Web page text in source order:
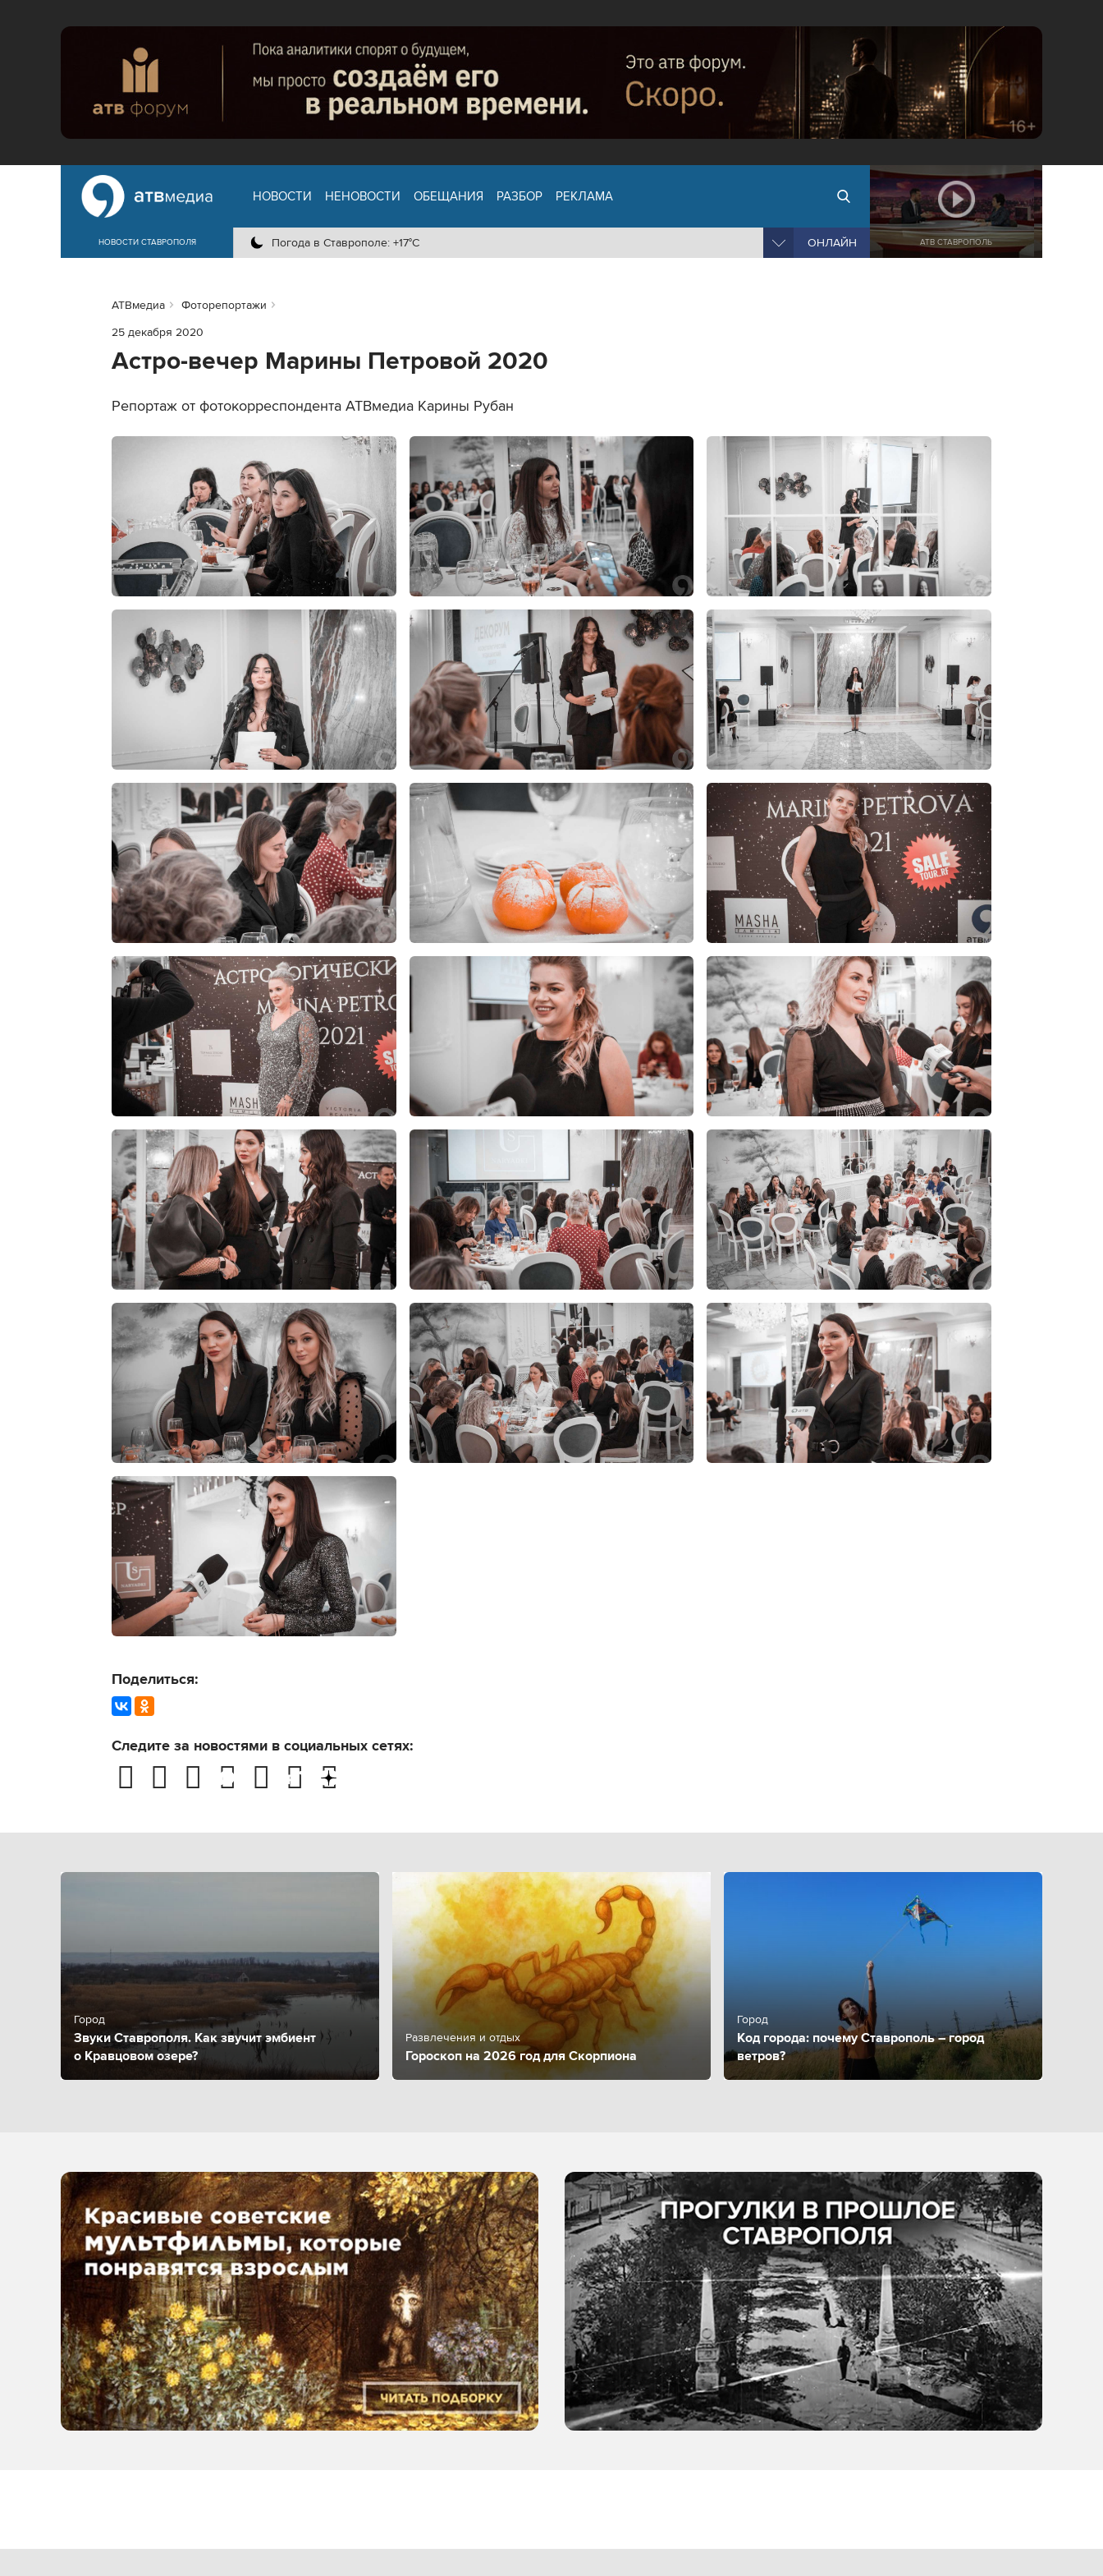
НОВОСТИ СТАВРОПОЛЯ
НОВОСТИ НЕНОВОСТИ ОБЕЩАНИЯ РАЗБОР РЕКЛАМА
Погода в Ставрополе: +17°C ОНЛАЙН АТВ СТАВРОПОЛЬ
АТВмедиа
Фоторепортажи
25 декабря 2020
Астро-вечер Марины Петровой 2020
Репортаж от фотокорреспондента АТВмедиа Карины Рубан
Поделиться:
Следите за новостями в социальных сетях:
Город
Звуки Ставрополя. Как звучит эмбиент
о Кравцовом озере?
Развлечения и отдых
Гороскоп на 2026 год для Скорпиона
Город
Код города: почему Ставрополь – город
ветров?